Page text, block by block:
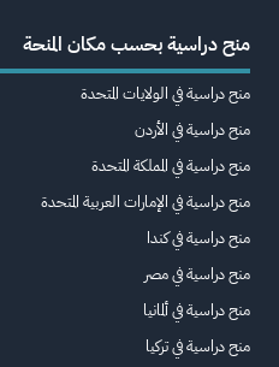
منح دراسية بحسب مكان المنحة
منح دراسية في الولايات المتحدة
منح دراسية في الأردن
منح دراسية في المملكة المتحدة
منح دراسية في الإمارات العربية المتحدة
منح دراسية في كندا
منح دراسية في مصر
منح دراسية في ألمانيا
منح دراسية في تركيا